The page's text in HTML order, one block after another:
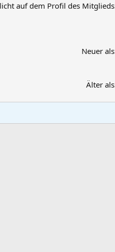
auf dem Profil des Mitglieds
Neuer als
Älter als